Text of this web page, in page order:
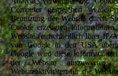
Computer gespeichert
Benutzung der Website durch
Cookie erzeugten
Website (einschließlich Ihrer IP-
von Google in den USA
Google wird diese
der Website
Websiteaktivitäten für die